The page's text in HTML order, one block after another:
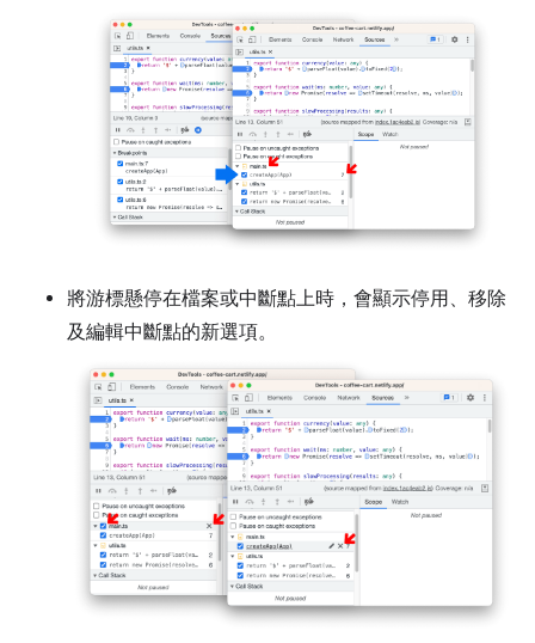
將游標懸停在檔案或中斷點上時，會顯示停用、移除
及編輯中斷點的新選項。